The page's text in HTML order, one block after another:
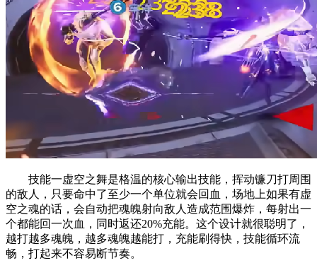
技能一虚空之舞是格温的核心输出技能，挥动镰刀打周围
的敌人，只要命中了至少一个单位就会回血，场地上如果有虚
空之魂的话，会自动把魂魄射向敌人造成范围爆炸，每射出一
个都能回一次血，同时返还20%充能。这个设计就很聪明了，
越打越多魂魄，越多魂魄越能打，充能刷得快，技能循环流
畅，打起来不容易断节奏。